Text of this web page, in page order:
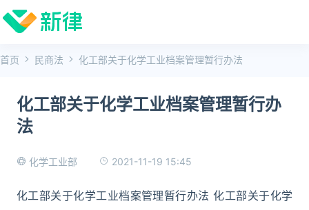
首页 民商法 化工部关于化学工业档案管理暂行办法
化工部关于化学工业档案管理暂行办
法
化学工业部 2021-11-19 15:45
化工部关于化学工业档案管理暂行办法 化工部关于化学